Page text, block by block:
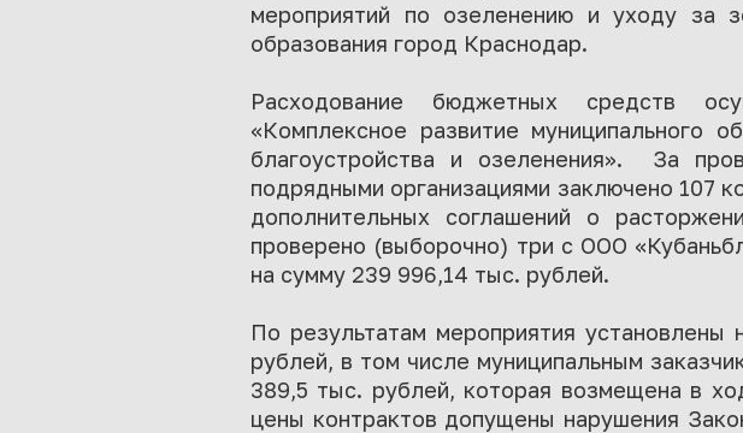
мероприятий по озеленению и уходу за
образования город Краснодар.
Расходование бюджетных средств
«Комплексное развитие муниципального
благоустройства и озеленения». За
подрядными организациями заключено 107
дополнительных соглашений о
проверено (выборочно) три с ООО
на сумму 239 996,14 тыс. рублей.
По результатам мероприятия
рублей, в том числе муниципальным
389,5 тыс. рублей, которая возмещена в
цены контрактов допущены нарушения